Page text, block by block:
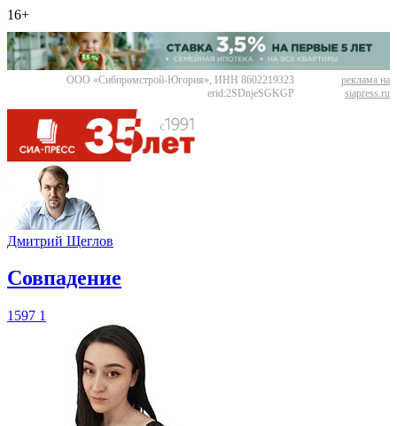
16+
ООО «Сибпромстрой-Югория», ИНН 8602219323
erid:2SDnjeSGKGP
реклама на
siapress.ru
Дмитрий Щеглов
​Совпадение
1597 1